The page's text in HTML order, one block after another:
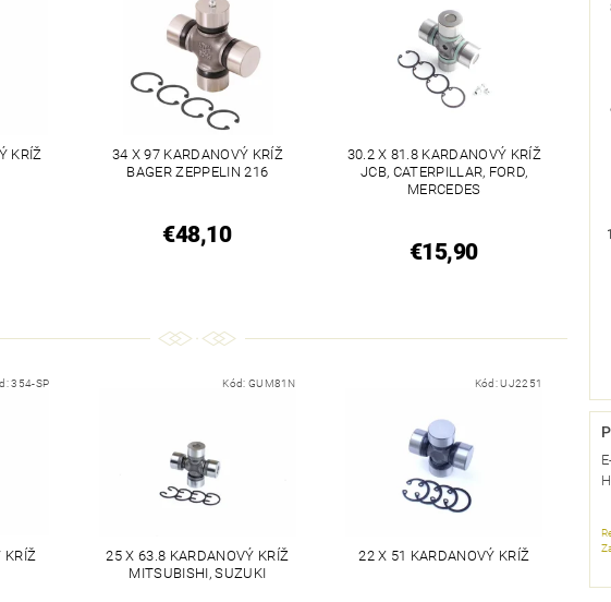
KRÍŽ
34 X 97 KARDANOVÝ KRÍŽ
BAGER ZEPPELIN 216
€48,10
30.2 X 81.8 KARDANOVÝ KRÍŽ
JCB, CATERPILLAR, FORD,
MERCEDES
€15,90
354-SP
KRÍŽ
Kód: GUM81N
25 X 63.8 KARDANOVÝ KRÍŽ
MITSUBISHI, SUZUKI
Kód:UJ2251
22 X 51 KARDANOVÝ KRÍŽ